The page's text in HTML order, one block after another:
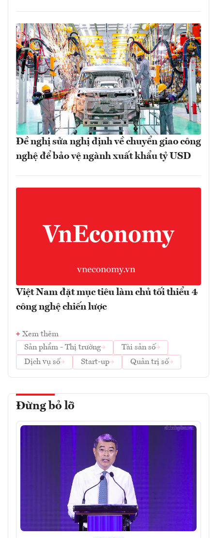
Đề nghị sửa nghị định về chuyển giao công
nghệ để bảo vệ ngành xuất khẩu tỷ USD
Việt Nam đặt mục tiêu làm chủ tối thiểu 4
công nghệ chiến lược
Xem thêm
Sản phẩm - Thị trường
Tài sản số
Dịch vụ số
Start-up Quản trị số
Đừng bỏ lỡ